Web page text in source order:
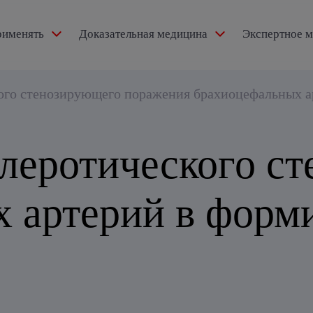
Доказательная медицина Экспертное
стенозирующего поражения
артерий в